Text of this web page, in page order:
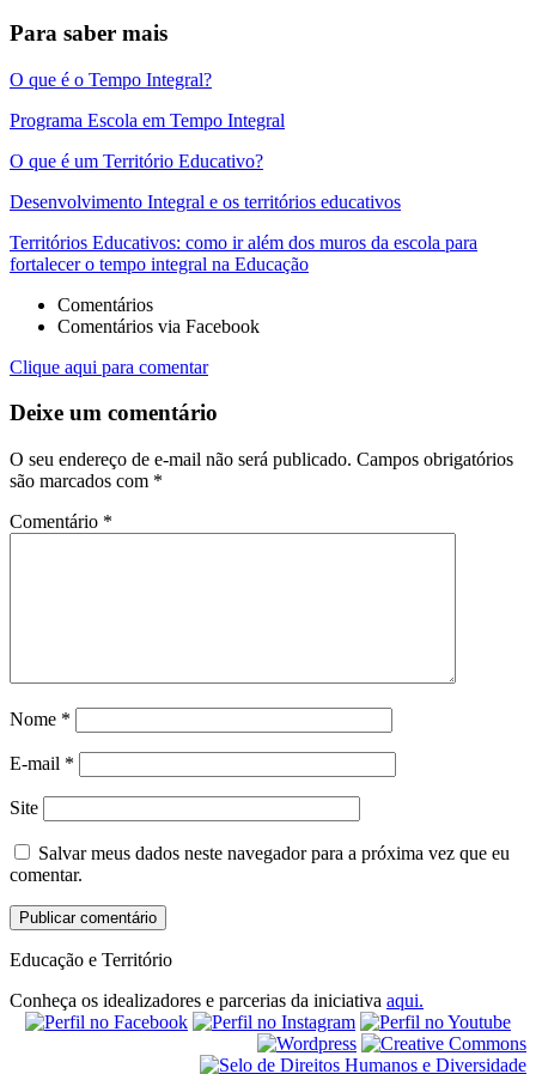
Para saber mais
O que é o Tempo Integral?
Programa Escola em Tempo Integral
O que é um Território Educativo?
Desenvolvimento Integral e os territórios educativos
Territórios Educativos: como ir além dos muros da escola para
fortalecer o tempo integral na Educação
Comentários
Comentários via Facebook
Clique aqui para comentar
Deixe um comentário
O seu endereço de e-mail não será publicado. Campos obrigatórios
são marcados com *
Comentário *
Nome *
E-mail *
Site
Salvar meus dados neste navegador para a próxima vez que eu
comentar.
Educação e Território
Conheça os idealizadores e parcerias da iniciativa aqui.